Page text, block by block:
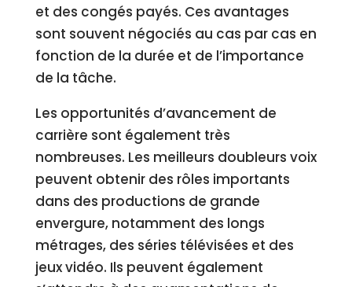
et des congés payés. Ces avantages
sont souvent négociés au cas par cas en
fonction de la durée et de l’importance
de la tâche.
Les opportunités d’avancement de
carrière sont également très
nombreuses. Les meilleurs doubleurs voix
peuvent obtenir des rôles importants
dans des productions de grande
envergure, notamment des longs
métrages, des séries télévisées et des
jeux vidéo. Ils peuvent également